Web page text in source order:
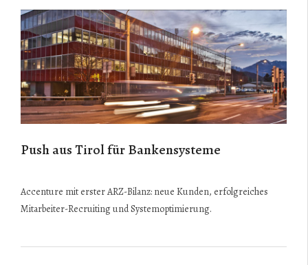
Push aus Tirol für Bankensysteme
Accenture mit erster ARZ-Bilanz: neue Kunden, erfolgreiches
Mitarbeiter-Recruiting und Systemoptimierung.